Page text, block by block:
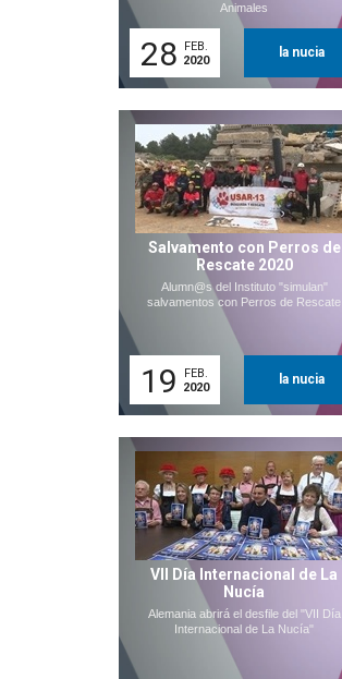
Animales
28
FEB.
2020
la nucia
Salvamento con Perros de
Rescate 2020
Alumn@s del Instituto "simulan"
salvamentos con Perros de Rescate
19
FEB.
2020
la nucia
VII Día Internacional de La
Nucía
Alemania abrirá el desfile del "VII Día
Internacional de La Nucía"